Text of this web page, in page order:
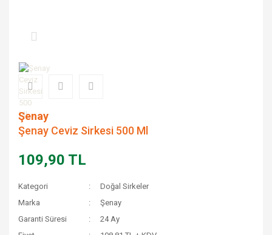
Şenay
Şenay Ceviz Sirkesi 500 Ml
109,90 TL
Kategori
Doğal Sirkeler
Marka
Şenay
Garanti Süresi
24 Ay